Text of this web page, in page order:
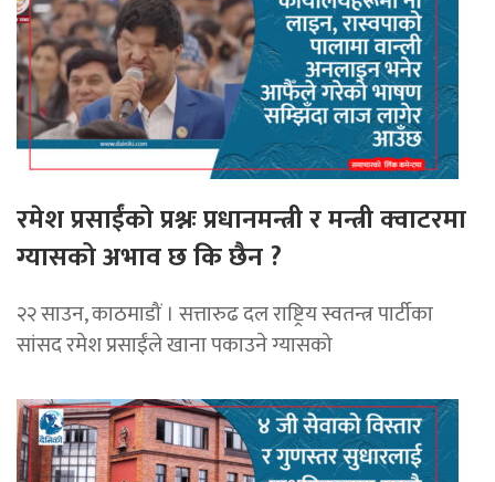
रमेश प्रसाईंको प्रश्नः प्रधानमन्त्री र मन्त्री क्वाटरमा
ग्यासको अभाव छ कि छैन ?
२२ साउन, काठमाडौं । सत्तारुढ दल राष्ट्रिय स्वतन्त्र पार्टीका
सांसद रमेश प्रसाईंले खाना पकाउने ग्यासको